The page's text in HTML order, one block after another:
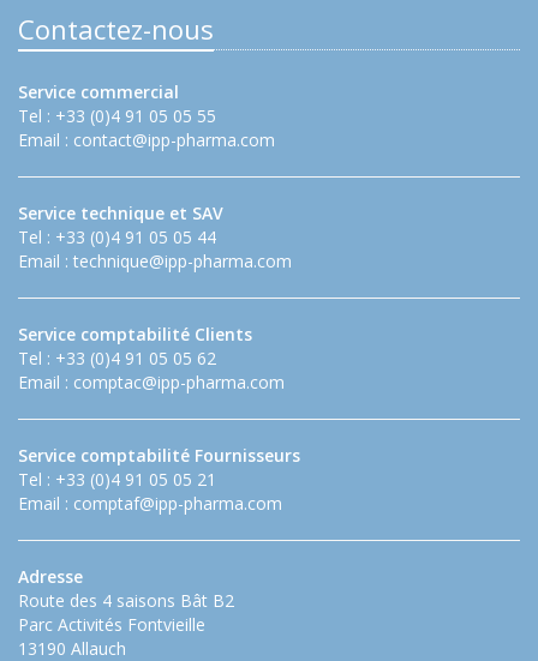
Contactez-nous
Service commercial
Tel : +33 (0)4 91 05 05 55
Email : contact@ipp-pharma.com
Service technique et SAV
Tel : +33 (0)4 91 05 05 44
Email : technique@ipp-pharma.com
Service comptabilité Clients
Tel : +33 (0)4 91 05 05 62
Email : comptac@ipp-pharma.com
Service comptabilité Fournisseurs
Tel : +33 (0)4 91 05 05 21
Email : comptaf@ipp-pharma.com
Adresse
Route des 4 saisons Bât B2
Parc Activités Fontvieille
13190 Allauch